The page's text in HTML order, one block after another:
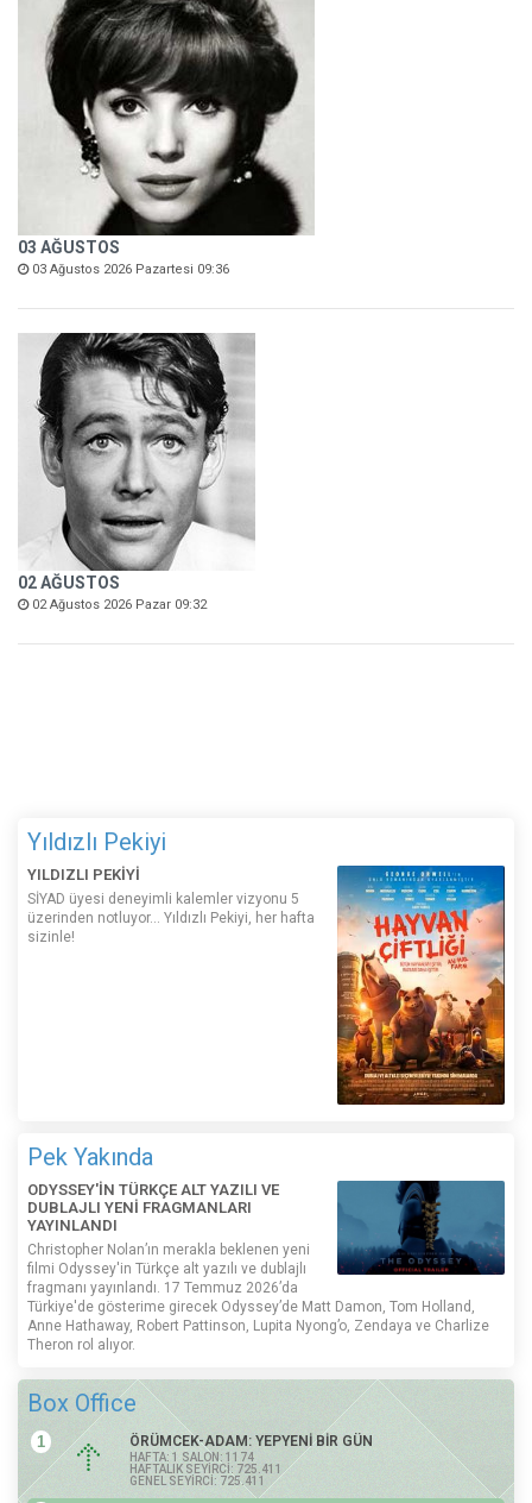
03 AĞUSTOS
03 Ağustos 2026 Pazartesi 09:36
02 AĞUSTOS
02 Ağustos 2026 Pazar 09:32
Yıldızlı Pekiyi
YILDIZLI PEKİYİ
SİYAD üyesi deneyimli kalemler vizyonu 5
üzerinden notluyor... Yıldızlı Pekiyi, her hafta
sizinle!
Pek Yakında
ODYSSEY'İN TÜRKÇE ALT YAZILI VE
DUBLAJLI YENİ FRAGMANLARI
YAYINLANDI
Christopher Nolan’ın merakla beklenen yeni
filmi Odyssey'in Türkçe alt yazılı ve dublajlı
fragmanı yayınlandı. 17 Temmuz 2026’da
Türkiye'de gösterime girecek Odyssey’de Matt Damon, Tom Holland,
Anne Hathaway, Robert Pattinson, Lupita Nyong’o, Zendaya ve Charlize
Theron rol alıyor.
Box Office
1 ÖRÜMCEK-ADAM: YEPYENİ BİR GÜN
HAFTA: 1 SALON: 1174
HAFTALIK SEYİRCİ: 725.411
GENEL SEYİRCİ: 725.411